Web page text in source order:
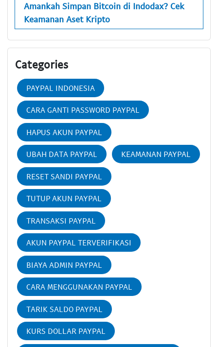
Amankah Simpan Bitcoin di Indodax? Cek
Keamanan Aset Kripto
Categories
PAYPAL INDONESIA
CARA GANTI PASSWORD PAYPAL
HAPUS AKUN PAYPAL
UBAH DATA PAYPAL KEAMANAN PAYPAL
RESET SANDI PAYPAL
TUTUP AKUN PAYPAL
TRANSAKSI PAYPAL
AKUN PAYPAL TERVERIFIKASI
BIAYA ADMIN PAYPAL
CARA MENGGUNAKAN PAYPAL
TARIK SALDO PAYPAL
KURS DOLLAR PAYPAL